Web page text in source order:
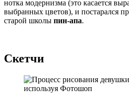
нотка модернизма (это касается
выбранных цветов), и постарался
старой школы пин-апа.
Скетчи